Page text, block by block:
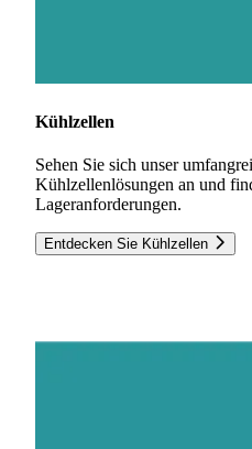
Kühlzellen
Sehen Sie sich unser
Kühlzellenlösungen an und
Lageranforderungen.
Entdecken Sie Kühlzellen